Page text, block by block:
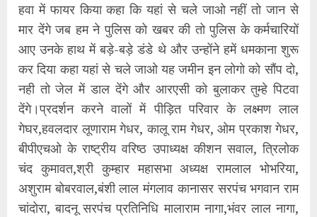
हवा में फायर किया कहा कि यहां से चले जाओ नहीं तो जान से
मार देंगे जब हम ने पुलिस को खबर की तो पुलिस के कर्मचारियों
आए उनके हाथ में बड़े-बड़े डंडे थे और उन्होंने हमें धमकाना शुरू
कर दिया कहा यहां से चले जाओ यह जमीन इन लोगो को सौंप दो,
नही तो जेल में डाल देंगे और आरएसी को बुलाकर तुम्हे पिटवा
देंगे।प्रदर्शन करने वालों में पीड़ित परिवार के लक्ष्मण लाल
गेघर,हवलदार लूणाराम गेधर, कालू राम गेधर, ओम प्रकाश गेधर,
बीपीएचओ के राष्ट्रीय वरिष्ठ उपाध्यक्ष कीशन सवाल, त्रिलोक
चंद कुमावत,श्री कुम्हार महासभा अध्यक्ष रामलाल भोभरिया,
अशुराम बोबरवाल,बंशी लाल मंगलाव कानासर सरपंच भगवान राम
चांदोरा, बादनू सरपंच प्रतिनिधि मालाराम नागा,भंवर लाल नागा,